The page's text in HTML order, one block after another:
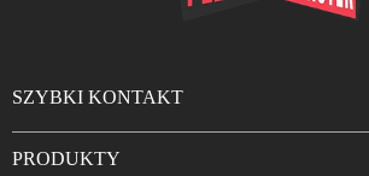
SZYBKI KONTAKT
PRODUKTY